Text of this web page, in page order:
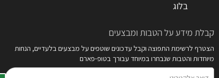
בלוג
קבלת מידע על הטבות ומבצעים
הצטרף לרשימת התפוצה וקבל עדכונים שוטפים על מבצעים בלעדיים, הנחות
מיוחדות והטבות שנבחרו במיוחד עבורך בטופ-פארם